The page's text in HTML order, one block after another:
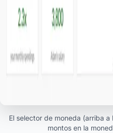
El selector de moneda (arriba
montos en la